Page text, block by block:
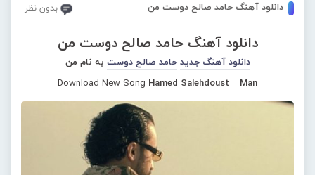
دانلود آهنگ حامد صالح دوست من بدون نظر
دانلود آهنگ حامد صالح دوست من
دانلود آهنگ جدید حامد صالح دوست به نام من
Download New Song Hamed Salehdoust – Man